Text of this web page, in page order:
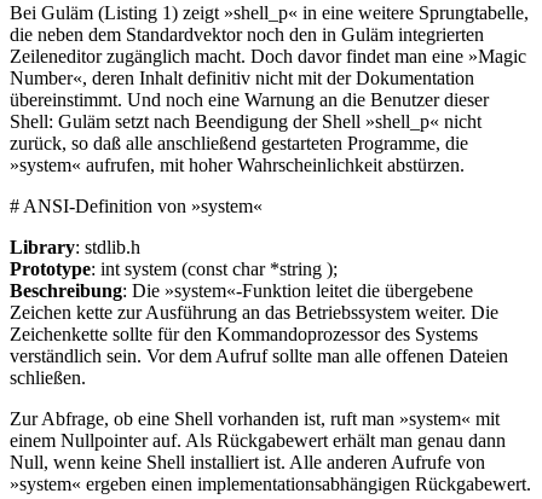
Bei Guläm (Listing 1) zeigt »shell_p« in eine weitere Sprungtabelle,
die neben dem Standardvektor noch den in Guläm integrierten
Zeileneditor zugänglich macht. Doch davor findet man eine »Magic
Number«, deren Inhalt definitiv nicht mit der Dokumentation
übereinstimmt. Und noch eine Warnung an die Benutzer dieser
Shell: Guläm setzt nach Beendigung der Shell »shell_p« nicht
zurück, so daß alle anschließend gestarteten Programme, die
»system« aufrufen, mit hoher Wahrscheinlichkeit abstürzen.
# ANSI-Definition von »system«
Library: stdlib.h
Prototype: int system (const char *string );
Beschreibung: Die »system«-Funktion leitet die übergebene
Zeichen kette zur Ausführung an das Betriebssystem weiter. Die
Zeichenkette sollte für den Kommandoprozessor des Systems
verständlich sein. Vor dem Aufruf sollte man alle offenen Dateien
schließen.
Zur Abfrage, ob eine Shell vorhanden ist, ruft man »system« mit
einem Nullpointer auf. Als Rückgabewert erhält man genau dann
Null, wenn keine Shell installiert ist. Alle anderen Aufrufe von
»system« ergeben einen implementationsabhängigen Rückgabewert.